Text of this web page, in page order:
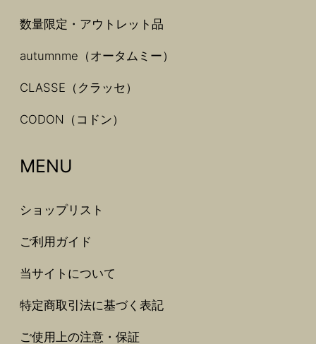
数量限定・アウトレット品
autumnme（オータムミー）
CLASSE（クラッセ）
CODON（コドン）
MENU
ショップリスト
ご利用ガイド
当サイトについて
特定商取引法に基づく表記
ご使用上の注意・保証